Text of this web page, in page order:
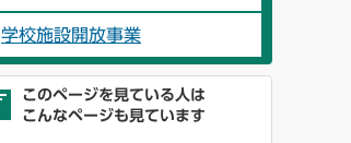
学校施設開放事業
このページを見ている人は
こんなページも見ています